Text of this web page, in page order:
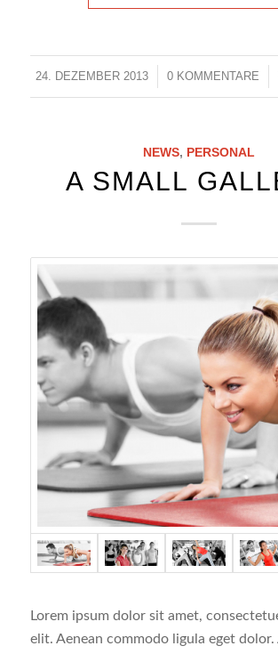
24. DEZEMBER 2013
/ 0 KOMMENTARE
/
NEWS, PERSONAL
A SMALL
Lorem ipsum dolor sit amet,
elit. Aenean commodo ligula eget dolor.